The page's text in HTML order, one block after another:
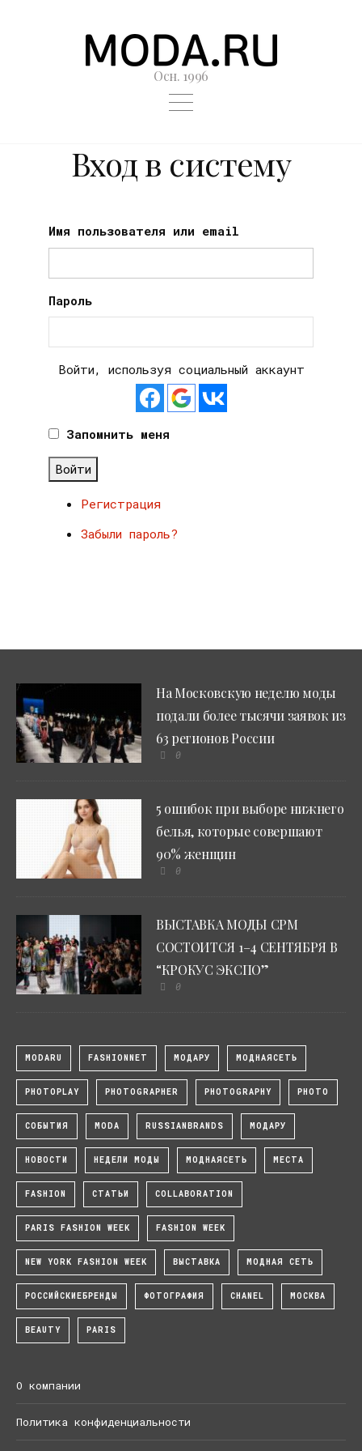
Осн. 1996
Вход в систему
Имя пользователя или email
Пароль
Войти, используя социальный аккаунт
Запомнить меня
Войти
Регистрация
Забыли пароль?
На Московскую неделю моды
подали более тысячи заявок из
63 регионов России
0
5 ошибок при выборе нижнего
белья, которые совершают
90% женщин
0
ВЫСТАВКА МОДЫ CPM
СОСТОИТСЯ 1–4 СЕНТЯБРЯ В
“КРОКУС ЭКСПО”
0
MODARU FASHIONNET МОДАРУ МОДНАЯСЕТЬ
PHOTOPLAY PHOTOGRAPHER PHOTOGRAPHY PHOTO
СОБЫТИЯ MODA RUSSIANBRANDS МОДАРУ
НОВОСТИ НЕДЕЛИ МОДЫ МОДНАЯСЕТЬ МЕСТА
FASHION СТАТЬИ COLLABORATION
PARIS FASHION WEEK FASHION WEEK
NEW YORK FASHION WEEK ВЫСТАВКА МОДНАЯ СЕТЬ
РОССИЙСКИЕБРЕНДЫ ФОТОГРАФИЯ CHANEL МОСКВА
BEAUTY PARIS
О компании
Политика конфиденциальности